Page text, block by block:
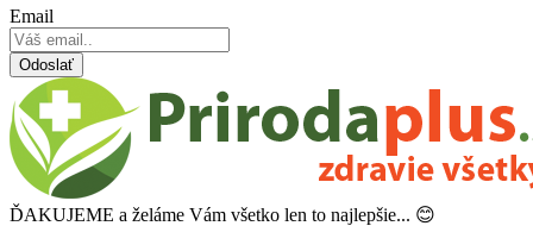
Email
Odoslať
ĎAKUJEME a želáme Vám všetko len to najlepšie... 😊